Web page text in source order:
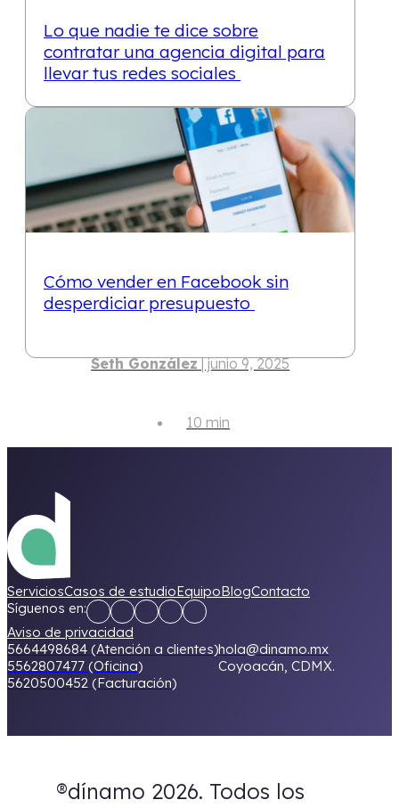
Lo que nadie te dice sobre
contratar una agencia digital para
llevar tus redes sociales
| septiembre 24, 2025
10 min
Cómo vender en Facebook sin
desperdiciar presupuesto
Seth González| junio 9, 2025
10 min
ServiciosCasos de estudioEquipoBlogContacto
Síguenos en:
Aviso de privacidad
5664498684 (Atención a clientes)
5562807477 (Oficina)
5620500452 (Facturación)
hola@dinamo.mx
Coyoacán, CDMX.
®dínamo 2026. Todos los